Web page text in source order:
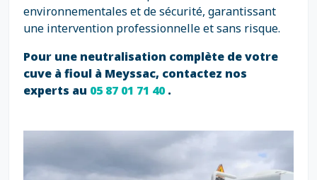
environnementales et de sécurité, garantissant
une intervention professionnelle et sans risque.
Pour une neutralisation complète de votre
cuve à fioul à Meyssac, contactez nos
experts au 05 87 01 71 40.